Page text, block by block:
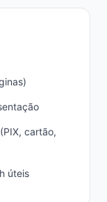
cartão,
úteis